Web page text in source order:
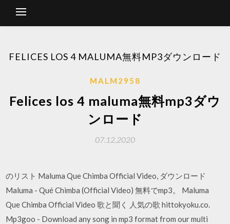
FELICES LOS 4 MALUMA無料MP3ダウンロード
MALM2958
Felices los 4 maluma無料mp3ダウ
ンロード
07.12.2020
のリスト Maluma Que Chimba Official Video, ダウンロード
Maluma - Qué Chimba (Official Video) 無料でmp3。 Maluma
Que Chimba Official Video 歌と聞く 人気の歌 hittokyoku.co.
Mp3goo - Download any song in mp3 format from our multi